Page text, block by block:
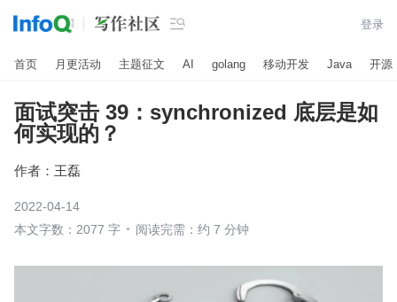
 登录
首页 月更活动 主题征文 AI golang 移动开发 Java 开源
面试突击 39：synchronized 底层是如
何实现的？
作者： 王磊
2022-04-14
本文字数：2077 字
阅读完需：约 7 分钟